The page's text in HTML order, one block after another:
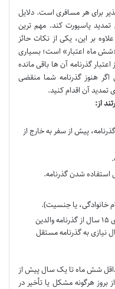
برای هر مسافری است. دلایل
تمدید پاسپورت کند. مهم ترین
بر این، یکی از نکات حائز
ماه اعتبار» است؛ بسیاری
گذرنامه آن ها باقی مانده
اگر هنوز گذرنامه شما منقضی
تمدید آن اقدام کنید.
از:
پیش از سفر به خارج از
شدن گذرنامه.
خانوادگی، یا جنسیت).
نیاز به جدا کردن پاسپورت فرزندان بالای ۱۵ سال از گذرنامه والدین
سال ۱۳۸۰، فرزندان زیر ۱۸ سال نیازی به گذرنامه مستقل
شش ماه تا یک سال پیش از
بروز هرگونه مشکل یا تأخیر در